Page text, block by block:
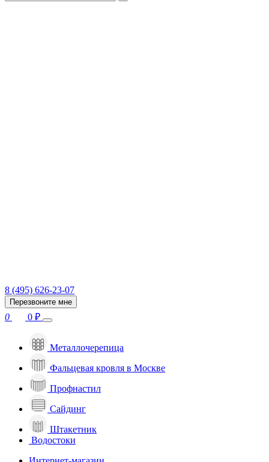
8 (495) 626-23-07
Перезвоните мне
0 0 ₽
Металлочерепица
Фальцевая кровля в Москве
Профнастил
Сайдинг
Штакетник
Водостоки